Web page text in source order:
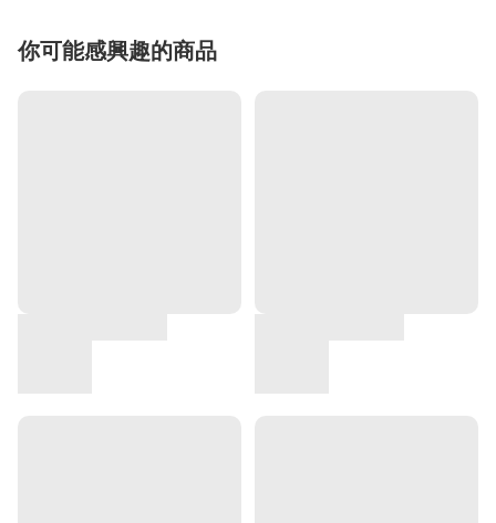
你可能感興趣的商品